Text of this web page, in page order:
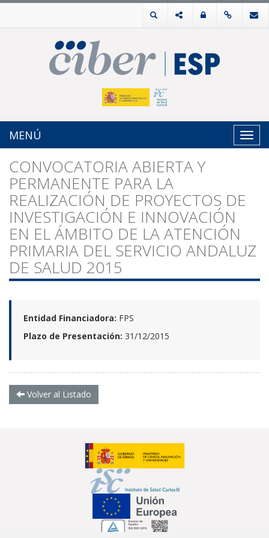
MENÚ
CONVOCATORIA ABIERTA Y
PERMANENTE PARA LA
REALIZACIÓN DE PROYECTOS DE
INVESTIGACIÓN E INNOVACIÓN
EN EL ÁMBITO DE LA ATENCIÓN
PRIMARIA DEL SERVICIO ANDALUZ
DE SALUD 2015
Entidad Financiadora: FPS
Plazo de Presentación: 31/12/2015
Volver al Listado